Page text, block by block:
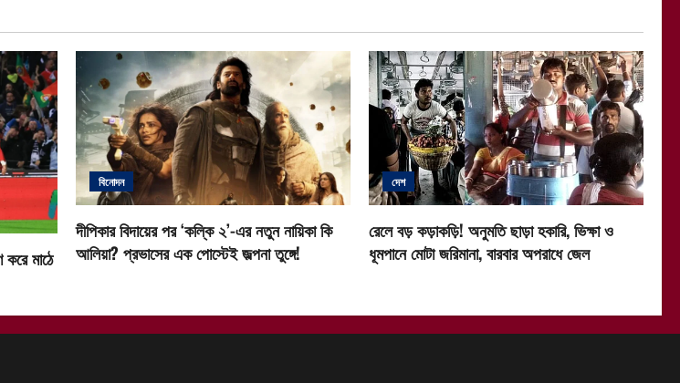
মাঠে
বিনোদন
দীপিকার বিদায়ের পর ‘কল্কি ২’-এর নতুন নায়িকা কি
আলিয়া? প্রভাসের এক পোস্টেই জল্পনা তুঙ্গে!
দেশ
রেলে বড় কড়াকড়ি! অনুমতি ছাড়া হকারি, ভিক্ষা ও
ধূমপানে মোটা জরিমানা, বারবার অপরাধে জেল